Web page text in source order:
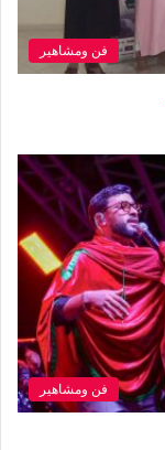
فن ومشاهير
فن ومشاهير